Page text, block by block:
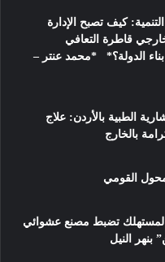
كيف تصبح الإدارة
قاطرة التعافي
بناء الدولة؟* *محمد عنتر –
الطبية بالأردن: علاج
بالخارج
القومي
تضبط مصنع عشوائي
بنهر النيل